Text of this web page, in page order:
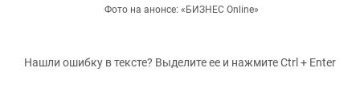
Фото на анонсе: «БИЗНЕС Online»
Нашли ошибку в тексте? Выделите ее и нажмите Ctrl + Enter